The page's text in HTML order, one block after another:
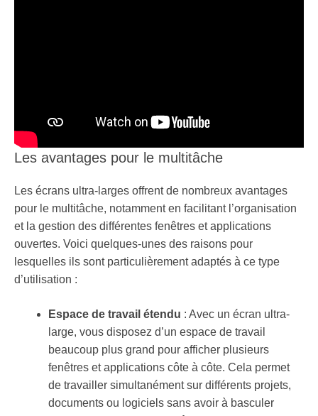
Les avantages pour le multitâche
Les écrans ultra-larges offrent de nombreux avantages
pour le multitâche, notamment en facilitant l’organisation
et la gestion des différentes fenêtres et applications
ouvertes. Voici quelques-unes des raisons pour
lesquelles ils sont particulièrement adaptés à ce type
d’utilisation :
Espace de travail étendu : Avec un écran ultra-
large, vous disposez d’un espace de travail
beaucoup plus grand pour afficher plusieurs
fenêtres et applications côte à côte. Cela permet
de travailler simultanément sur différents projets,
documents ou logiciels sans avoir à basculer